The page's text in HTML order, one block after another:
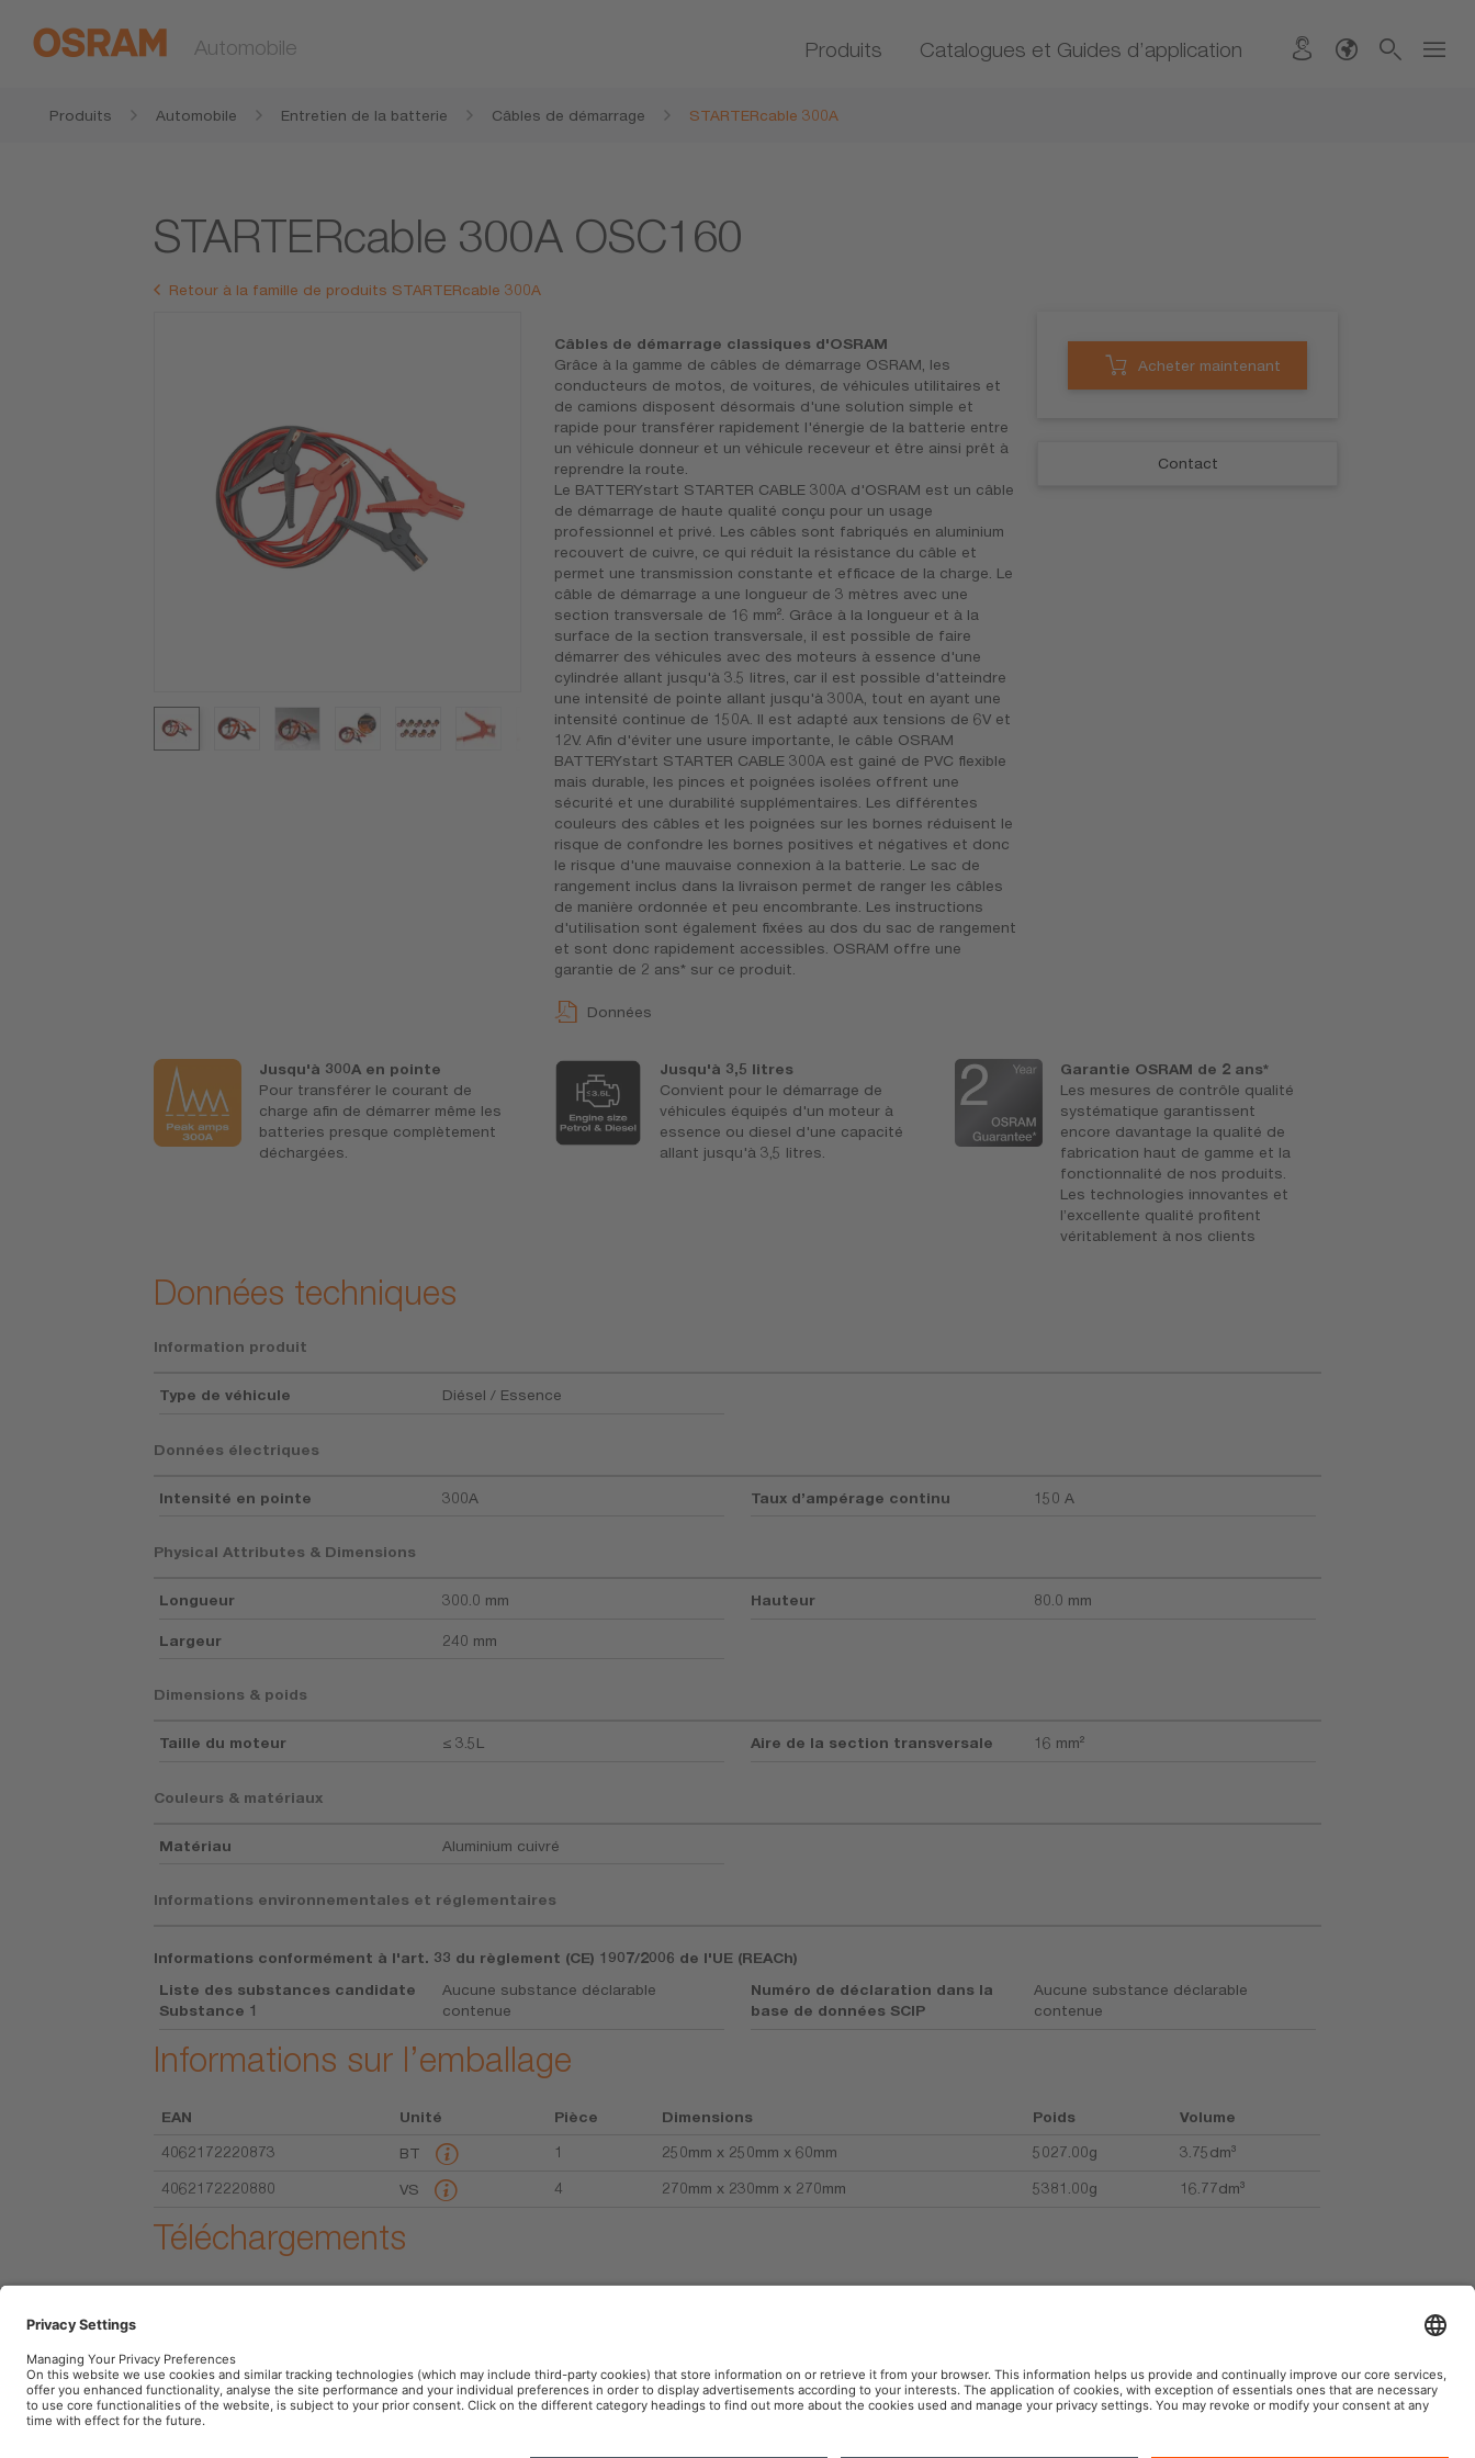
Automobile Produits Catalogues et Guides d’application
Produits Automobile Entretien de la batterie Câbles de démarrage STARTERcable 300A
STARTERcable 300A OSC160
Retour à la famille de produits STARTERcable 300A
Câbles de démarrage classiques d'OSRAM
Grâce à la gamme de câbles de démarrage OSRAM, les
conducteurs de motos, de voitures, de véhicules utilitaires et
de camions disposent désormais d'une solution simple et
rapide pour transférer rapidement l'énergie de la batterie entre
un véhicule donneur et un véhicule receveur et être ainsi prêt à
reprendre la route.
Le BATTERYstart STARTER CABLE 300A d'OSRAM est un câble
de démarrage de haute qualité conçu pour un usage
professionnel et privé. Les câbles sont fabriqués en aluminium
recouvert de cuivre, ce qui réduit la résistance du câble et
permet une transmission constante et efficace de la charge. Le
câble de démarrage a une longueur de 3 mètres avec une
section transversale de 16 mm². Grâce à la longueur et à la
surface de la section transversale, il est possible de faire
démarrer des véhicules avec des moteurs à essence d'une
cylindrée allant jusqu'à 3.5 litres, car il est possible d'atteindre
une intensité de pointe allant jusqu'à 300A, tout en ayant une
intensité continue de 150A. Il est adapté aux tensions de 6V et
12V. Afin d'éviter une usure importante, le câble OSRAM
BATTERYstart STARTER CABLE 300A est gainé de PVC flexible
mais durable, les pinces et poignées isolées offrent une
sécurité et une durabilité supplémentaires. Les différentes
couleurs des câbles et les poignées sur les bornes réduisent le
risque de confondre les bornes positives et négatives et donc
le risque d'une mauvaise connexion à la batterie. Le sac de
rangement inclus dans la livraison permet de ranger les câbles
de manière ordonnée et peu encombrante. Les instructions
d'utilisation sont également fixées au dos du sac de rangement
et sont donc rapidement accessibles. OSRAM offre une
garantie de 2 ans* sur ce produit.
Données
Acheter maintenant
Contact
Jusqu'à 300A en pointe
Pour transférer le courant de
charge afin de démarrer même les
batteries presque complètement
déchargées.
Jusqu'à 3,5 litres
Convient pour le démarrage de
véhicules équipés d'un moteur à
essence ou diesel d'une capacité
allant jusqu'à 3,5 litres.
Garantie OSRAM de 2 ans*
Les mesures de contrôle qualité
systématique garantissent
encore davantage la qualité de
fabrication haut de gamme et la
fonctionnalité de nos produits.
Les technologies innovantes et
l’excellente qualité profitent
véritablement à nos clients
Données techniques
Information produit
Type de véhicule Diésel / Essence
Données électriques
Intensité en pointe 300A Taux d’ampérage continu 150 A
Physical Attributes & Dimensions
Longueur 300.0 mm
Largeur 240 mm
Hauteur 80.0 mm
Dimensions & poids
Taille du moteur ≤ 3.5L Aire de la section transversale 16 mm²
Couleurs & matériaux
Matériau Aluminium cuivré
Informations environnementales et réglementaires
Informations conformément à l'art. 33 du règlement (CE) 1907/2006 de l'UE (REACh)
Liste des substances candidate
Substance 1
Aucune substance déclarable
contenue
Numéro de déclaration dans la
base de données SCIP
Aucune substance déclarable
contenue
Informations sur l’emballage
EAN Unité Pièce Dimensions Poids
Volume
4062172220873
BT 1 250mm x 250mm x 60mm 5027.00g 3.75dm³
4062172220880 VS 4 270mm x 230mm x 270mm 5381.00g 16.77dm³
Téléchargements
Données